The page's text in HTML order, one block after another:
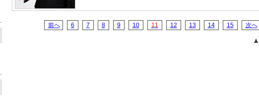
前へ 6 7 8 9 10 11 12 13 14 15 次へ